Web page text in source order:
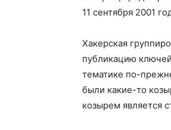
11 сентября 2001
Хакерская
публикацию
тематике по-
были какие-то
козырем является